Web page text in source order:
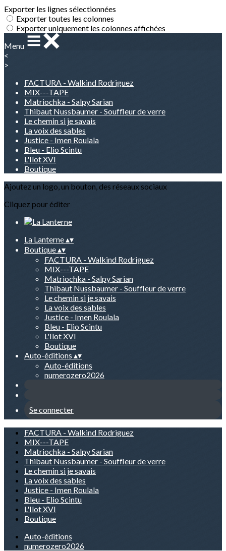
Exporter les lignes sélectionnées
Exporter toutes les colonnes
Exporter uniquement les colonnes affichées
Menu
<
>
FACTURA - Walkind Rodriguez
MIX---TAPE
Matriochka - Salpy Sarian
Thibaut Nussbaumer - Souffleur de verre
Le chemin si je savais
La voix des sables
Justice - Imen Roulala
Bleu - Elio Scintu
L'Ilot XVI
Boutique
Ajoutez un logo, un bouton, des réseaux sociaux
Cliquez pour éditer
La Lanterne▴▾
Boutique▴▾
FACTURA - Walkind Rodriguez
MIX---TAPE
Matriochka - Salpy Sarian
Thibaut Nussbaumer - Souffleur de verre
Le chemin si je savais
La voix des sables
Justice - Imen Roulala
Bleu - Elio Scintu
L'Ilot XVI
Boutique
Auto-éditions ▴▾
Auto-éditions
numerozero2026
Se connecter
FACTURA - Walkind Rodriguez
MIX---TAPE
Matriochka - Salpy Sarian
Thibaut Nussbaumer - Souffleur de verre
Le chemin si je savais
La voix des sables
Justice - Imen Roulala
Bleu - Elio Scintu
L'Ilot XVI
Boutique
Auto-éditions
numerozero2026